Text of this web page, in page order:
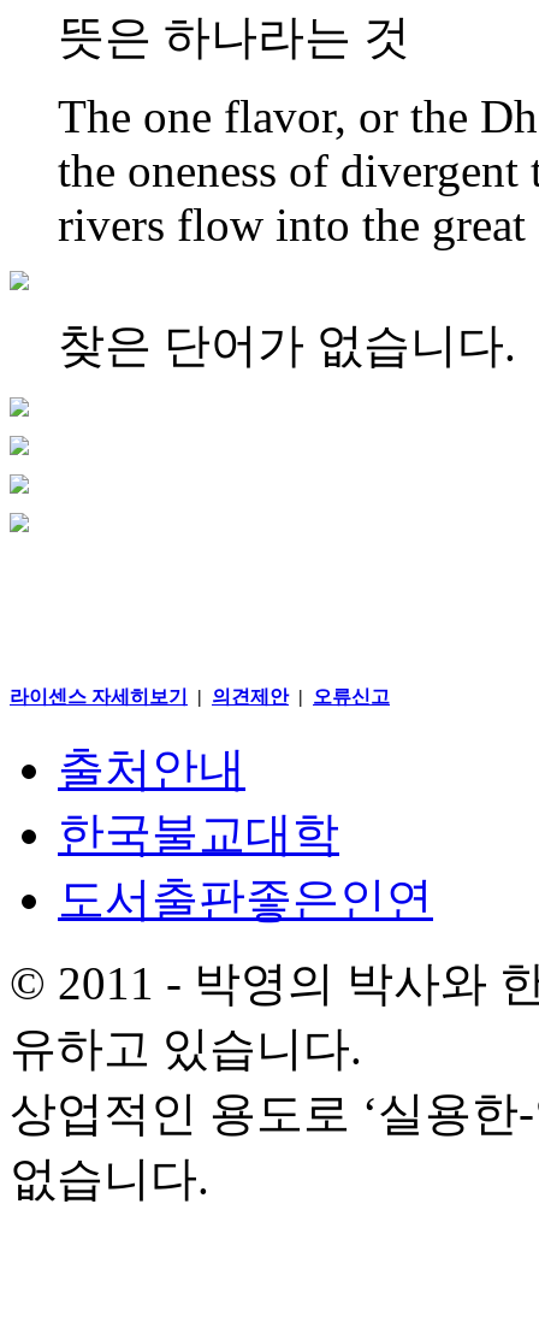
뜻은 하나라는 것
The one flavor, or the
the oneness of
rivers flow into the great
찾은 단어가 없습니다.
라이센스 자세히보기 | 의견제안| 오류신고
출처안내
한국불교대학
도서출판좋은인연
© 2011 - 박영의 박사와
유하고 있습니다.
상업적인 용도로 ‘실용
없습니다.